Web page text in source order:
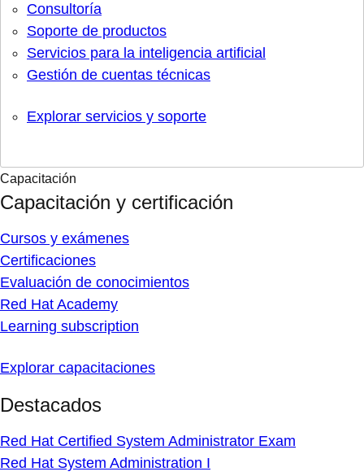
Consultoría
Soporte de productos
Servicios para la inteligencia artificial
Gestión de cuentas técnicas
Explorar servicios y soporte
Capacitación
Capacitación y certificación
Cursos y exámenes
Certificaciones
Evaluación de conocimientos
Red Hat Academy
Learning subscription
Explorar capacitaciones
Destacados
Red Hat Certified System Administrator Exam
Red Hat System Administration I